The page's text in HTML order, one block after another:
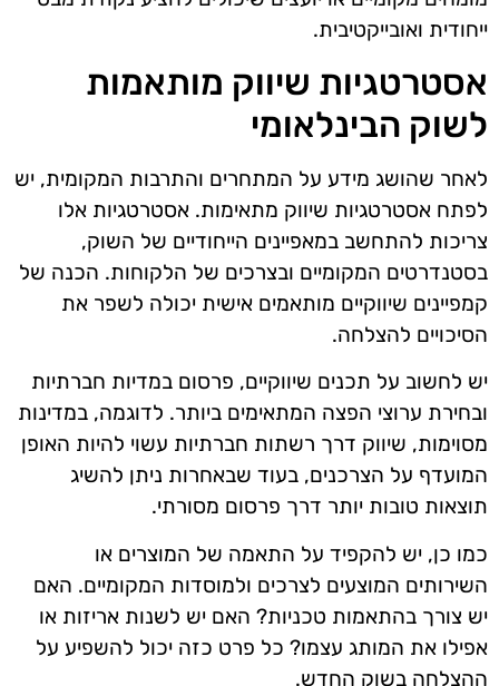
ייחודית ואובייקטיבית.
אסטרטגיות שיווק מותאמות
לשוק הבינלאומי
לאחר שהושג מידע על המתחרים והתרבות המקומית, יש
לפתח אסטרטגיות שיווק מתאימות. אסטרטגיות אלו
צריכות להתחשב במאפיינים הייחודיים של השוק,
בסטנדרטים המקומיים ובצרכים של הלקוחות. הכנה של
קמפיינים שיווקיים מותאמים אישית יכולה לשפר את
הסיכויים להצלחה.
יש לחשוב על תכנים שיווקיים, פרסום במדיות חברתיות
ובחירת ערוצי הפצה המתאימים ביותר. לדוגמה, במדינות
מסוימות, שיווק דרך רשתות חברתיות עשוי להיות האופן
המועדף על הצרכנים, בעוד שבאחרות ניתן להשיג
תוצאות טובות יותר דרך פרסום מסורתי.
כמו כן, יש להקפיד על התאמה של המוצרים או
השירותים המוצעים לצרכים ולמוסדות המקומיים. האם
יש צורך בהתאמות טכניות? האם יש לשנות אריזות או
אפילו את המותג עצמו? כל פרט כזה יכול להשפיע על
ההצלחה בשוק החדש.